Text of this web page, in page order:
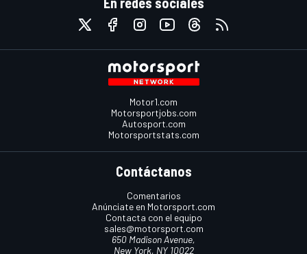
Motor1.com
Motorsportjobs.com
Autosport.com
Motorsportstats.com
Contáctanos
Comentarios
Anúnciate en Motorsport.com
Contacta con el equipo
sales@motorsport.com
650 Madison Avenue,
New York, NY 10022